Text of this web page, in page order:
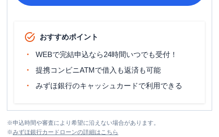
おすすめポイント
WEBで完結申込なら24時間いつでも受付！
提携コンビニATMで借入も返済も可能
みずほ銀行のキャッシュカードで利用できる
※申込時間や審査により希望に沿えない場合があります。
※みずほ銀行カードローンの詳細はこちら